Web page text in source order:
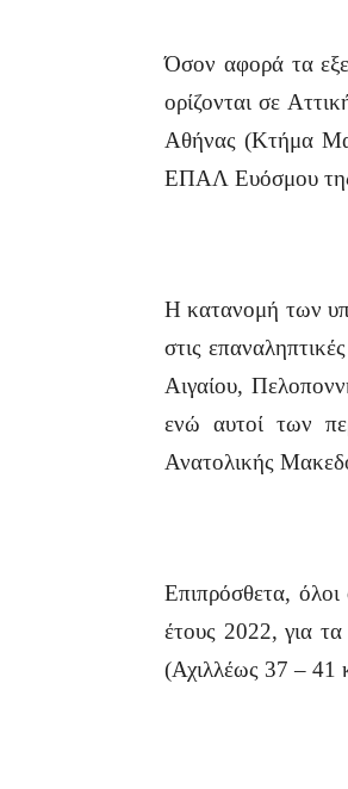
Όσον αφορά τα
ορίζονται σε
Αθήνας (Κτήμα
ΕΠΑΛ Ευόσμου της
Η κατανομή των
στις
Αιγαίου,
ενώ αυτοί των
Ανατολικής
Επιπρόσθετα,
έτους 2022, για
(Αχιλλέως 37 –